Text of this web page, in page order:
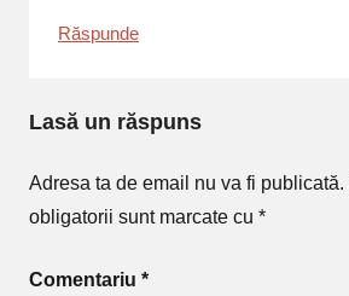
Răspunde
Lasă un răspuns
Adresa ta de email nu va fi publicată.
obligatorii sunt marcate cu *
Comentariu *